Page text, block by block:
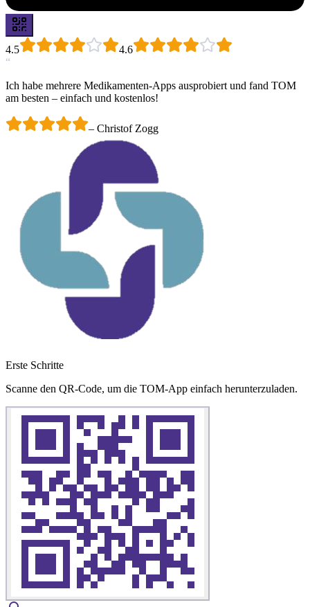
4.5
4.6
“
Ich habe mehrere Medikamenten-Apps ausprobiert und fand TOM
am besten – einfach und kostenlos!
– Christof Zogg
Erste Schritte
Scanne den QR-Code, um die TOM-App einfach herunterzuladen.